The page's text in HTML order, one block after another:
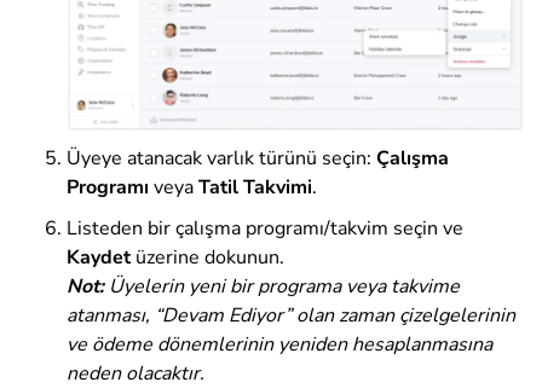
Üyeye atanacak varlık türünü seçin: Çalışma
Programı veyaTatil Takvimi.
Listeden bir çalışma programı/takvim seçin ve
Kaydetüzerine dokunun.
Not: Üyelerin yeni bir programa veya takvime
atanması, “Devam Ediyor” olan zaman çizelgelerinin
ve ödeme dönemlerinin yeniden hesaplanmasına
neden olacaktır.